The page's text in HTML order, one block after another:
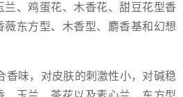
、鸡蛋花、木香花、甜豆花型香
东方型、木香型、麝香基和幻想
香味，对皮肤的刺激性小，对碱稳